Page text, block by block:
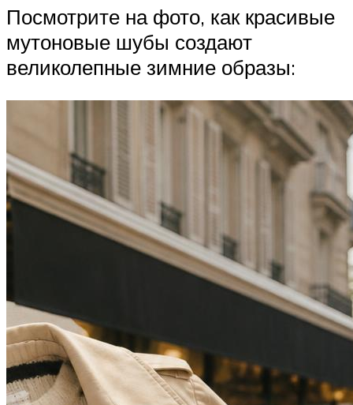
Посмотрите на фото, как красивые
мутоновые шубы создают
великолепные зимние образы: